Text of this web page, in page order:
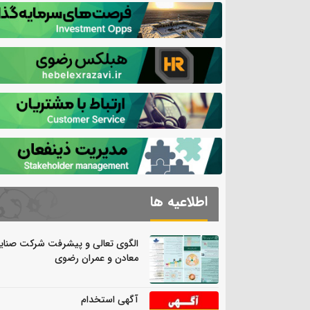
اطلاعیه ها
الگوی تعالی و پیشرفت شرکت
معادن و عمران رضوی
آگهی استخدام